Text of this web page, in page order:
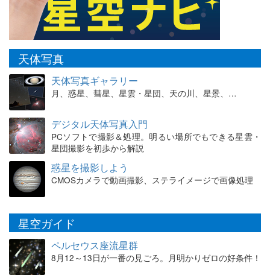
天体写真
天体写真ギャラリー
月、惑星、彗星、星雲・星団、天の川、星景、…
デジタル天体写真入門
PCソフトで撮影＆処理。明るい場所でもできる星雲・
星団撮影を初歩から解説
惑星を撮影しよう
CMOSカメラで動画撮影、ステライメージで画像処理
星空ガイド
ペルセウス座流星群
8月12～13日が一番の見ごろ。月明かりゼロの好条件！